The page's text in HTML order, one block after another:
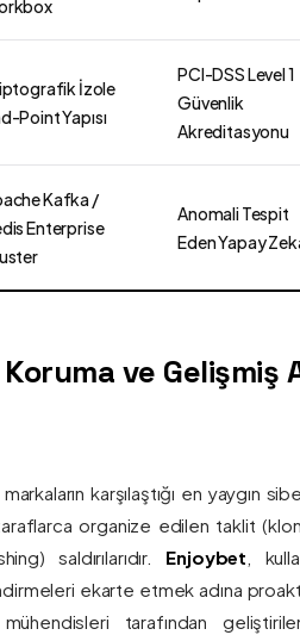
İzole
Point Yapısı
PCI-DSS Level 1
Güvenlik
Akreditasyonu
Kafka /
Enterprise
Anomali Tespit
Eden Yapay
ve Gelişmiş
karşılaştığı en yaygın
organize edilen taklit
saldırılarıdır. Enjoybet ,
ekarte etmek adına
tarafından